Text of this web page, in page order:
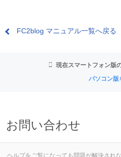
FC2blog マニュアル一覧へ戻る
現在スマートフォン版
パソコン版
お問い合わせ
ヘルプをご覧になっても問題が解決され